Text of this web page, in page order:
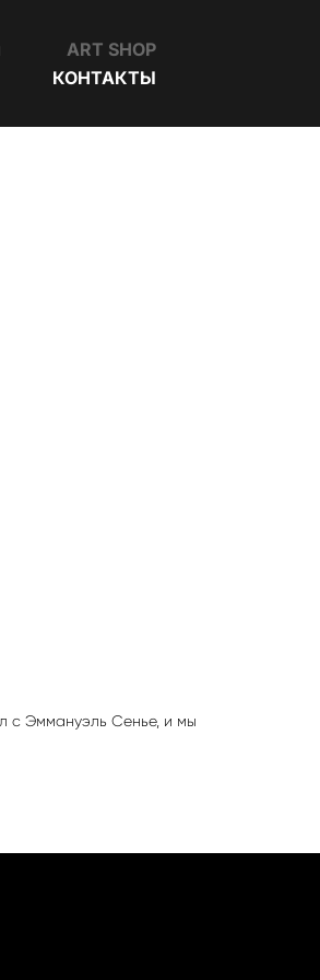
ART SHOP
КОНТАКТЫ
с Эммануэль Сенье, и мы